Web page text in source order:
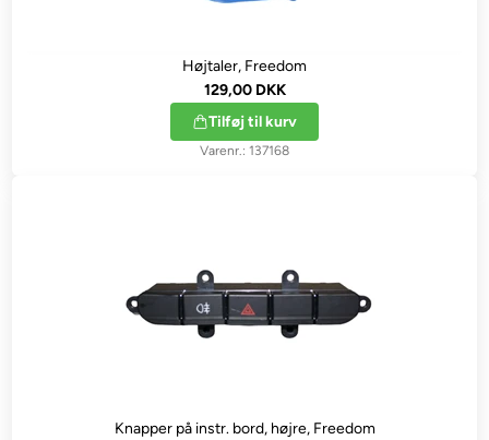
Højtaler, Freedom
129,00 DKK
Tilføj til kurv
137168
Knapper på instr. bord, højre, Freedom